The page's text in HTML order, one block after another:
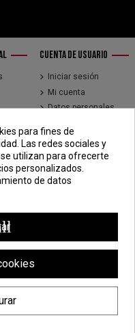
uso
CUENTA DE USUARIO
Iniciar sesión
Mi cuenta
Datos personales
Direcciones
Seguimiento de
pedidos de clientes
invitados
para fines de
Las redes sociales y
utilizan para ofrecerte
personalizados.
de datos